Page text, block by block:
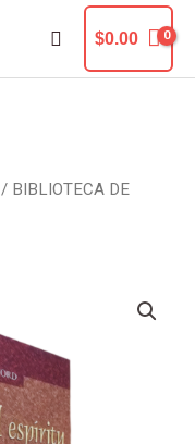
Buscar
$0.00
/ BIBLIOTECA DE